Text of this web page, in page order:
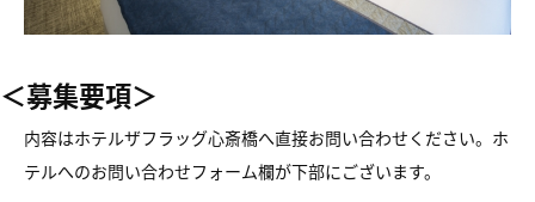
＜募集要項＞
内容はホテルザフラッグ心斎橋へ直接お問い合わせください。ホ
テルへのお問い合わせフォーム欄が下部にございます。